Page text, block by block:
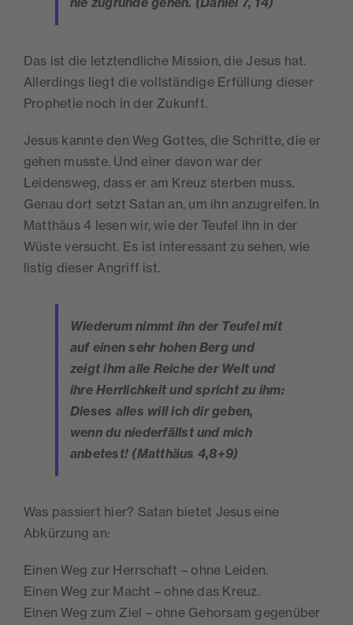
Das ist die letztendliche Mission, die Jesus hat.
Allerdings liegt die vollständige Erfüllung dieser
Prophetie noch in der Zukunft.
Jesus kannte den Weg Gottes, die Schritte, die er
gehen musste. Und einer davon war der
Leidensweg, dass er am Kreuz sterben muss.
Genau dort setzt Satan an, um ihn anzugreifen. In
Matthäus 4 lesen wir, wie der Teufel ihn in der
Wüste versucht. Es ist interessant zu sehen, wie
listig dieser Angriff ist.
Wiederum nimmt ihn der Teufel mit
auf einen sehr hohen Berg und
zeigt ihm alle Reiche der Welt und
ihre Herrlichkeit und spricht zu ihm:
Dieses alles will ich dir geben,
wenn du niederfällst und mich
anbetest! (Matthäus 4,8+9)
Was passiert hier? Satan bietet Jesus eine
Abkürzung an:
Einen Weg zur Herrschaft – ohne Leiden.
Einen Weg zur Macht – ohne das Kreuz.
Einen Weg zum Ziel – ohne Gehorsam gegenüber